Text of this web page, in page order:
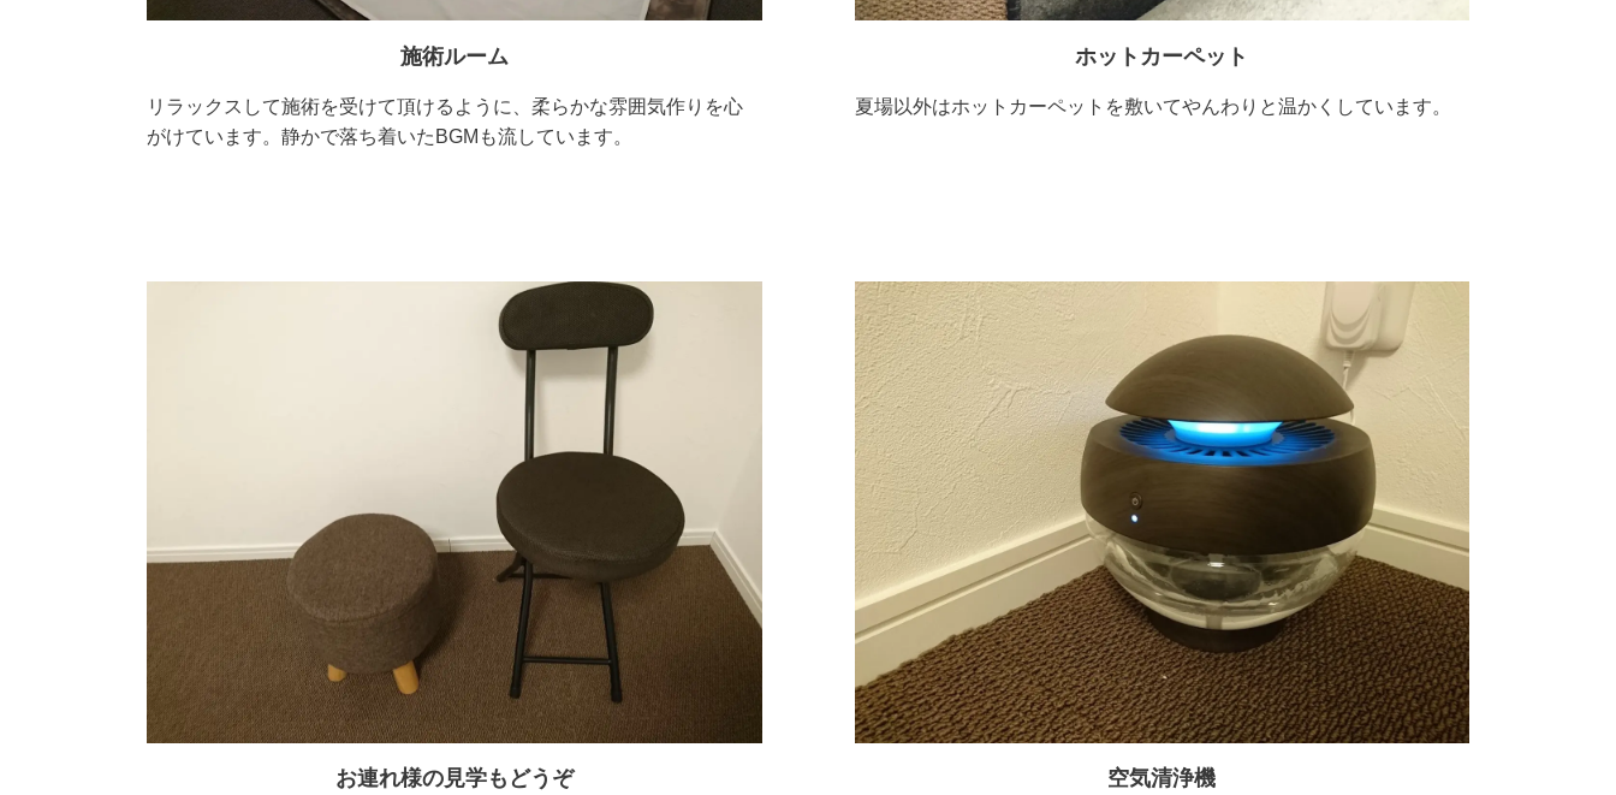
施術ルーム
リラックスして施術を受けて頂けるように、柔らかな雰囲気作りを心
がけています。静かで落ち着いたBGMも流しています。
ホットカーペット
夏場以外はホットカーペットを敷いてやんわりと温かくしています。
お連れ様の見学もどうぞ 空気清浄機